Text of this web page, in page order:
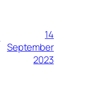
14
September
2023